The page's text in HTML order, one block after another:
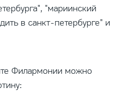
"мариинский
в санкт-петербурге" и
Филармонии можно